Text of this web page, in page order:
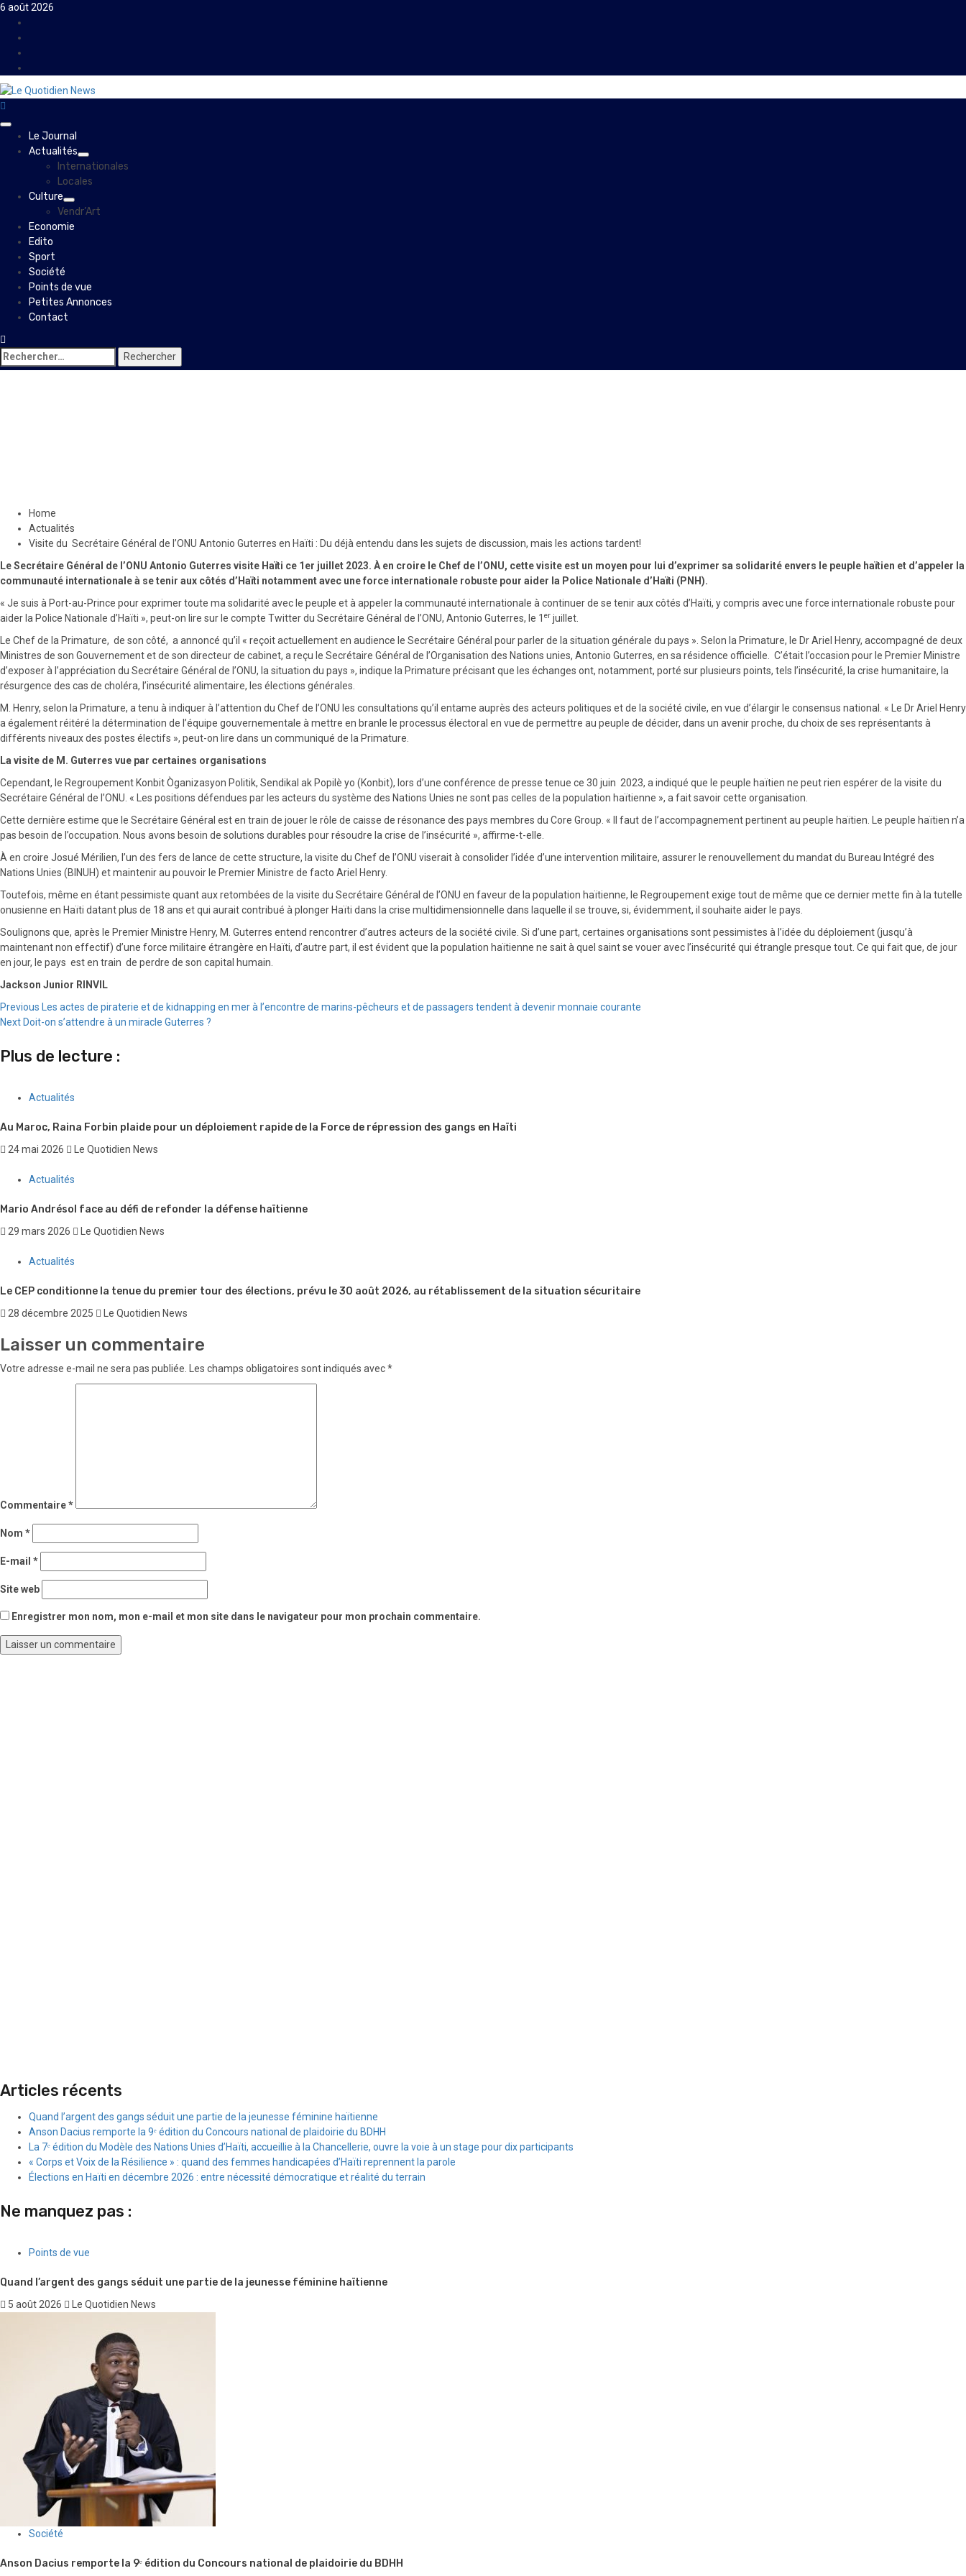
Skip
content
6 août 2026
PrimaryLe Journal
Actualités
Internationales
Locales
Culture
Vendr’Art
Economie
Edito
Sport
Société
Points de vue
Petites Annonces
Contact
Rechercher :
Home
Actualités
Visite du Secrétaire Général de l’ONU Antonio Guterres en Haïti : Du déjà entendu dans les sujets de discussion, mais les actions tardent!
Le Secrétaire Général de l’ONU Antonio Guterres visite Haïti ce 1er juillet 2023. À en croire le Chef de l’ONU, cette visite est un moyen pour lui d’exprimer sa solidarité envers le peuple haïtien et d’appeler la
communauté internationale à se tenir aux côtés d’Haïti notamment avec une force internationale robuste pour aider la Police Nationale d’Haïti (PNH).
« Je suis à Port-au-Prince pour exprimer toute ma solidarité avec le peuple et à appeler la communauté internationale à continuer de se tenir aux côtés d’Haïti, y compris avec une force internationale robuste pour
aider la Police Nationale d’Haïti », peut-on lire sur le compte Twitter du Secrétaire Général de l’ONU, Antonio Guterres, le 1 er juillet.
Le Chef de la Primature, de son côté, a annoncé qu’il « reçoit actuellement en audience le Secrétaire Général pour parler de la situation générale du pays ». Selon la Primature, le Dr Ariel Henry, accompagné de deux
Ministres de son Gouvernement et de son directeur de cabinet, a reçu le Secrétaire Général de l’Organisation des Nations unies, Antonio Guterres, en sa résidence officielle. C’était l’occasion pour le Premier Ministre
d’exposer à l’appréciation du Secrétaire Général de l’ONU, la situation du pays », indique la Primature précisant que les échanges ont, notamment, porté sur plusieurs points, tels l’insécurité, la crise humanitaire, la
résurgence des cas de choléra, l’insécurité alimentaire, les élections générales.
M. Henry, selon la Primature, a tenu à indiquer à l’attention du Chef de l’ONU les consultations qu’il entame auprès des acteurs politiques et de la société civile, en vue d’élargir le consensus national. « Le Dr Ariel Henry
a également réitéré la détermination de l’équipe gouvernementale à mettre en branle le processus électoral en vue de permettre au peuple de décider, dans un avenir proche, du choix de ses représentants à
différents niveaux des postes électifs », peut-on lire dans un communiqué de la Primature.
La visite de M. Guterres vue par certaines organisations
Cependant, le Regroupement Konbit Òganizasyon Politik, Sendikal ak Popilè yo (Konbit), lors d’une conférence de presse tenue ce 30 juin 2023, a indiqué que le peuple haïtien ne peut rien espérer de la visite du
Secrétaire Général de l’ONU. « Les positions défendues par les acteurs du système des Nations Unies ne sont pas celles de la population haïtienne », a fait savoir cette organisation.
Cette dernière estime que le Secrétaire Général est en train de jouer le rôle de caisse de résonance des pays membres du Core Group. « Il faut de l’accompagnement pertinent au peuple haïtien. Le peuple haïtien n’a
pas besoin de l’occupation. Nous avons besoin de solutions durables pour résoudre la crise de l’insécurité », affirme-t-elle.
À en croire Josué Mérilien, l’un des fers de lance de cette structure, la visite du Chef de l’ONU viserait à consolider l’idée d’une intervention militaire, assurer le renouvellement du mandat du Bureau Intégré des
Nations Unies (BINUH) et maintenir au pouvoir le Premier Ministre de facto Ariel Henry.
Toutefois, même en étant pessimiste quant aux retombées de la visite du Secrétaire Général de l’ONU en faveur de la population haïtienne, le Regroupement exige tout de même que ce dernier mette fin à la tutelle
onusienne en Haïti datant plus de 18 ans et qui aurait contribué à plonger Haïti dans la crise multidimensionnelle dans laquelle il se trouve, si, évidemment, il souhaite aider le pays.
Soulignons que, après le Premier Ministre Henry, M. Guterres entend rencontrer d’autres acteurs de la société civile. Si d’une part, certaines organisations sont pessimistes à l’idée du déploiement (jusqu’à
maintenant non effectif) d’une force militaire étrangère en Haïti, d’autre part, il est évident que la population haïtienne ne sait à quel saint se vouer avec l’insécurité qui étrangle presque tout. Ce qui fait que, de jour
en jour, le pays est en train de perdre de son capital humain.
Jackson Junior RINVIL
Continue
Reading
Previous Les actes de piraterie et de kidnapping en mer à l’encontre de marins-pêcheurs et de passagers tendent à devenir monnaie courante
Next Doit-on s’attendre à un miracle Guterres ?
Plus de lecture :
Actualités
Au Maroc, Raina Forbin plaide pour un déploiement rapide de la Force de répression des gangs en Haïti
24 mai 2026 Le Quotidien News
Actualités
Mario Andrésol face au défi de refonder la défense haïtienne
29 mars 2026 Le Quotidien News
Actualités
Le CEP conditionne la tenue du premier tour des élections, prévu le 30 août 2026, au rétablissement de la situation sécuritaire
28 décembre 2025 Le Quotidien News
Laisser un commentaire
Votre adresse e-mail ne sera pas publiée. Les champs obligatoires sont indiqués avec*
Commentaire*
Nom *
E-mail *
Site web
Enregistrer mon nom, mon e-mail et mon site dans le navigateur pour mon prochain commentaire.
Articles récents
Quand l’argent des gangs séduit une partie de la jeunesse féminine haïtienne
Anson Dacius remporte la 9ᵉ édition du Concours national de plaidoirie du BDHH
La 7ᵉ édition du Modèle des Nations Unies d’Haïti, accueillie à la Chancellerie, ouvre la voie à un stage pour dix participants
« Corps et Voix de la Résilience » : quand des femmes handicapées d’Haïti reprennent la parole
Élections en Haïti en décembre 2026 : entre nécessité démocratique et réalité du terrain
Ne manquez pas :
Points de vue
Quand l’argent des gangs séduit une partie de la jeunesse féminine haïtienne
5 août 2026 Le Quotidien News
Société
Anson Dacius remporte la 9ᵉ édition du Concours national de plaidoirie du BDHH